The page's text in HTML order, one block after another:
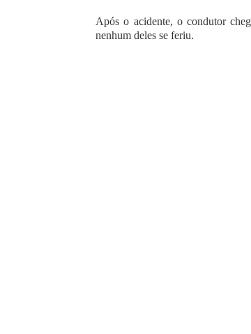
Após o acidente, o condutor
nenhum deles se feriu.